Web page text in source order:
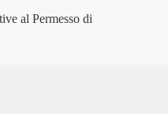
al Permesso di